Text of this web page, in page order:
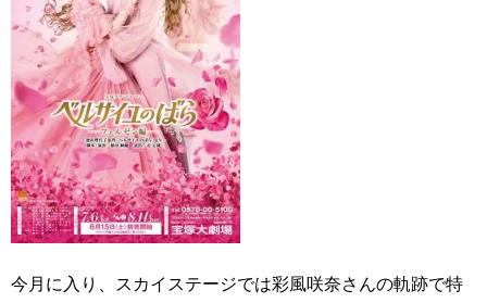
今月に入り、スカイステージでは彩風咲奈さんの軌跡で特